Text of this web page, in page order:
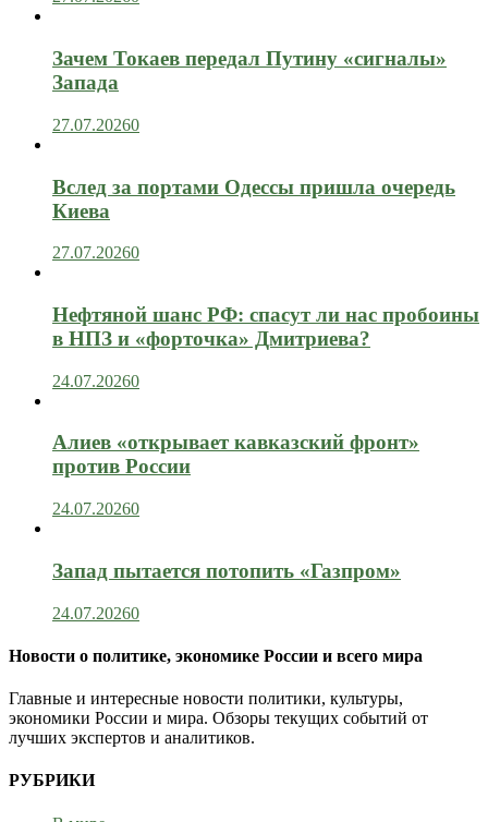
Зачем Токаев передал Путину «сигналы»
Запада
27.07.20260
Вслед за портами Одессы пришла очередь
Киева
27.07.20260
Нефтяной шанс РФ: спасут ли нас пробоины
в НПЗ и «форточка» Дмитриева?
24.07.20260
Алиев «открывает кавказский фронт»
против России
24.07.20260
Запад пытается потопить «Газпром»
24.07.20260
Новости о политике, экономике России и всего мира
Главные и интересные новости политики, культуры,
экономики России и мира. Обзоры текущих событий от
лучших экспертов и аналитиков.
РУБРИКИ